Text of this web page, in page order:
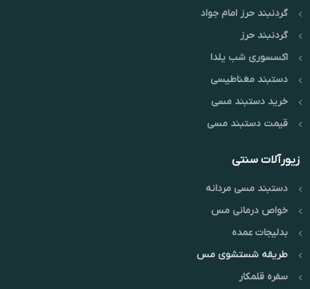
گردنبند حرز امام جواد
گردنبند حرز
اکسسوری شب یلدا
دستبند مغناطیسی
خرید دستبند مسی
قیمت دستبند مسی
زیورآلات سنتی
دستبند مسی مردانه
خواص درمانی مس
بدلیجات عمده
طریقه شستشوی مس
سفره قلمکار